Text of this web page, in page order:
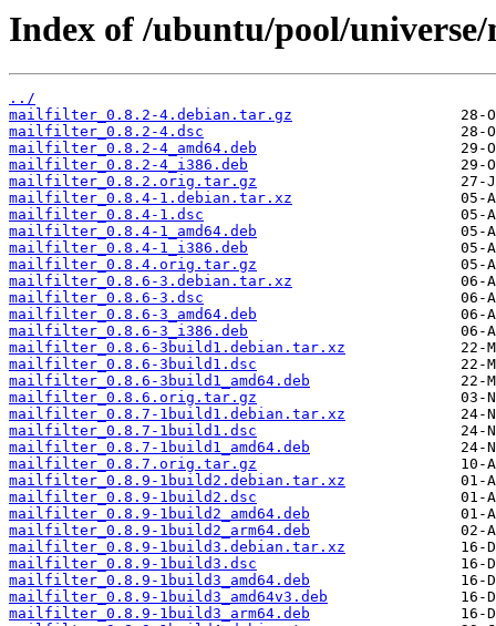
Index of /ubuntu/pool/
../
mailfilter_0.8.2-4.debian.tar.gz
mailfilter_0.8.2-4.dsc
mailfilter_0.8.2-4_amd64.deb
mailfilter_0.8.2-4_i386.deb
mailfilter_0.8.2.orig.tar.gz
mailfilter_0.8.4-1.debian.tar.xz
mailfilter_0.8.4-1.dsc
mailfilter_0.8.4-1_amd64.deb
mailfilter_0.8.4-1_i386.deb
mailfilter_0.8.4.orig.tar.gz
mailfilter_0.8.6-3.debian.tar.xz
mailfilter_0.8.6-3.dsc
mailfilter_0.8.6-3_amd64.deb
mailfilter_0.8.6-3_i386.deb
mailfilter_0.8.6-3build1.debian.tar.xz
mailfilter_0.8.6-3build1.dsc
mailfilter_0.8.6-3build1_amd64.deb
mailfilter_0.8.6.orig.tar.gz
mailfilter_0.8.7-1build1.debian.tar.xz
mailfilter_0.8.7-1build1.dsc
mailfilter_0.8.7-1build1_amd64.deb
mailfilter_0.8.7.orig.tar.gz
mailfilter_0.8.9-1build2.debian.tar.xz
mailfilter_0.8.9-1build2.dsc
mailfilter_0.8.9-1build2_amd64.deb
mailfilter_0.8.9-1build2_arm64.deb
mailfilter_0.8.9-1build3.debian.tar.xz
mailfilter_0.8.9-1build3.dsc
mailfilter_0.8.9-1build3_amd64.deb
mailfilter_0.8.9-1build3_amd64v3.deb
mailfilter_0.8.9-1build3_arm64.deb